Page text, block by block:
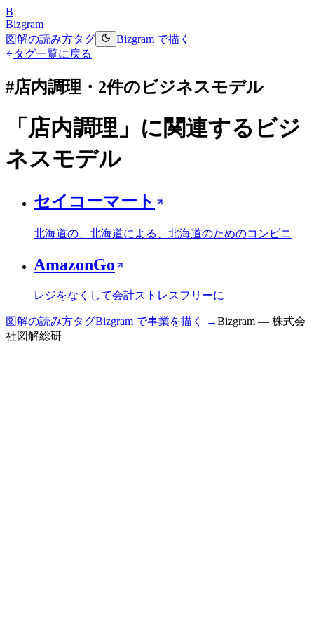
B
Bizgram
図解の読み方タグ
Bizgram で描く
タグ一覧に戻る
#店内調理 ・ 2件のビジネスモデル
「 店内調理 」に関連するビジ
ネスモデル
セイコーマート
北海道の、北海道による、北海道のためのコンビニ
AmazonGo
レジをなくして会計ストレスフリーに
図解の読み方タグBizgram で事業を描く →Bizgram — 株式会
社図解総研